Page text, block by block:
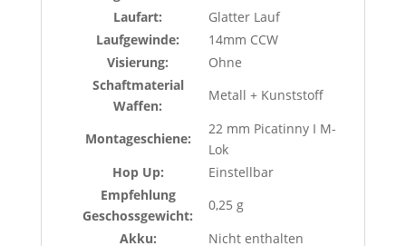
Laufart:
Glatter Lauf
Laufgewinde:
14mm CCW
Visierung:
Ohne
Schaftmaterial
Waffen:
Metall + Kunststoff
Montageschiene:
22 mm Picatinny I M-
Lok
Hop Up:
Einstellbar
Empfehlung
Geschossgewicht:
0,25 g
Akku:
Nicht enthalten